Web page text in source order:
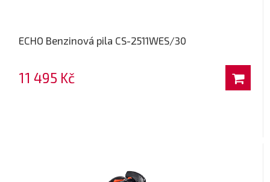
ECHO Benzinová pila CS-2511WES/30
11 495 Kč